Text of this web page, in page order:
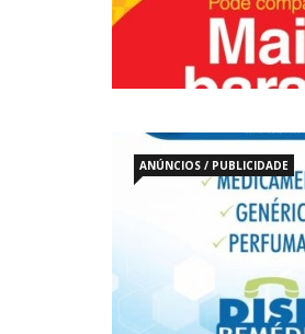
ANÚNCIOS / PUBLICIDADE